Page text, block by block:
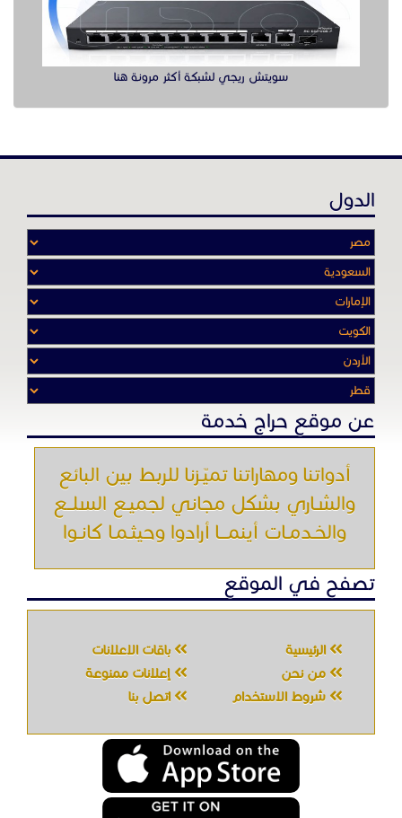
عن موقع حراج خدمة
أدواتنا ومهاراتنا تميّـزنا للربط بين البائع
والشـاري بشكل مجاني لجميـع السلــع
والخـدمـات أينمـــا أرادوا وحيثـمـا كانـوا
تصفح في الموقع
الرئيسية
باقات الإعلانات
شروط الاستخدام
اتصل بنا
لتقنية المعلومات